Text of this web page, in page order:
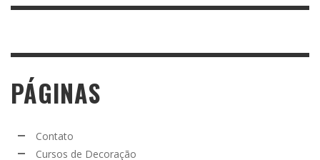
PÁGINAS
Contato
Cursos de Decoração